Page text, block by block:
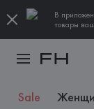
В
товары
Sale